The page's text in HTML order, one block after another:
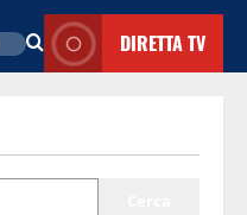
DIRETTA TV